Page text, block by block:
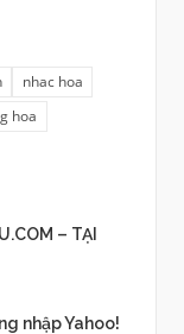
nhac hoa
hoa
– TẠI
nhập Yahoo!